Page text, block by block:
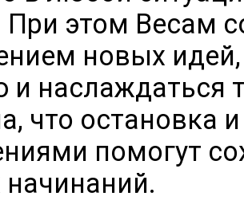
этом Весам
новых
и наслаждаться
что остановка
помогут